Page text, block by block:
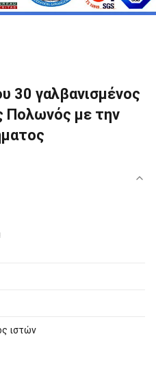
30 γαλβανισμένος
Πολωνός με την
ιστών